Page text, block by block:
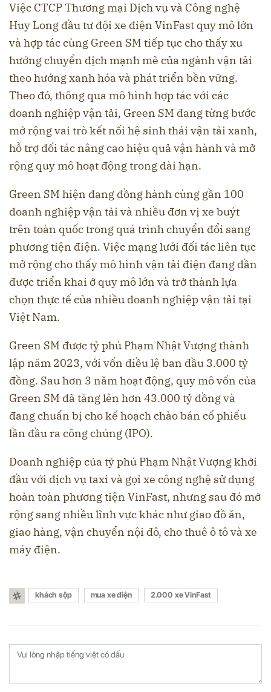
Việc CTCP Thương mại Dịch vụ và Công nghệ
Huy Long đầu tư đội xe điện VinFast quy mô lớn
và hợp tác cùng Green SM tiếp tục cho thấy xu
hướng chuyển dịch mạnh mẽ của ngành vận tải
theo hướng xanh hóa và phát triển bền vững.
Theo đó, thông qua mô hình hợp tác với các
doanh nghiệp vận tải, Green SM đang từng bước
mở rộng vai trò kết nối hệ sinh thái vận tải xanh,
hỗ trợ đối tác nâng cao hiệu quả vận hành và mở
rộng quy mô hoạt động trong dài hạn.
Green SM hiện đang đồng hành cùng gần 100
doanh nghiệp vận tải và nhiều đơn vị xe buýt
trên toàn quốc trong quá trình chuyển đổi sang
phương tiện điện. Việc mạng lưới đối tác liên tục
mở rộng cho thấy mô hình vận tải điện đang dần
được triển khai ở quy mô lớn và trở thành lựa
chọn thực tế của nhiều doanh nghiệp vận tải tại
Việt Nam.
Green SM được tỷ phú Phạm Nhật Vượng thành
lập năm 2023, với vốn điều lệ ban đầu 3.000 tỷ
đồng. Sau hơn 3 năm hoạt động, quy mô vốn của
Green SM đã tăng lên hơn 43.000 tỷ đồng và
đang chuẩn bị cho kế hoạch chào bán cổ phiếu
lần đầu ra công chúng (IPO).
Doanh nghiệp của tỷ phú Phạm Nhật Vượng khởi
đầu với dịch vụ taxi và gọi xe công nghệ sử dụng
hoàn toàn phương tiện VinFast, nhưng sau đó mở
rộng sang nhiều lĩnh vực khác như giao đồ ăn,
giao hàng, vận chuyển nội đô, cho thuê ô tô và xe
máy điện.
khách sộp mua xe điện 2.000 xe VinFast